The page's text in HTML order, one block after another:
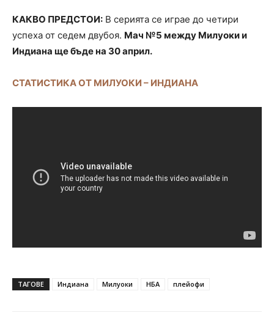
КАКВО ПРЕДСТОИ: В серията се играе до четири
успеха от седем двубоя. Мач №5 между Милуоки и
Индиана ще бъде на 30 април.
СТАТИСТИКА ОТ МИЛУОКИ – ИНДИАНА
ТАГОВЕ Индиана Милуоки НБА плейофи